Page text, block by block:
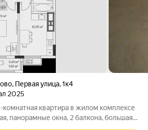
, Первая улица,1к4
2025
комнатная квартира в жилом комплексе
панорамные окна, 2 балкона, большая